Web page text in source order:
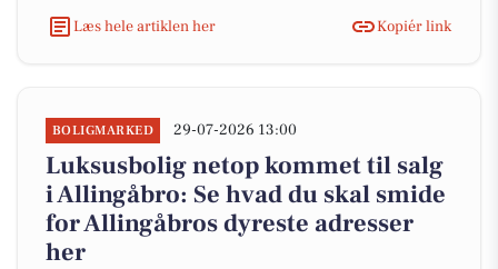
Læs hele artiklen her
Kopiér link
BOLIGMARKED 29-07-2026 13:00
Luksusbolig netop kommet til salg
i Allingåbro: Se hvad du skal smide
for Allingåbros dyreste adresser
her